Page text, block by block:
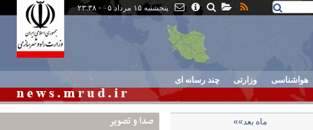
پنجشنبه ۱۵ مرداد ۰۵ - ۲۳:۳۸
هواشناسی وزارتی چند رسانه ای
صدا و تصوير ماه بعد»»